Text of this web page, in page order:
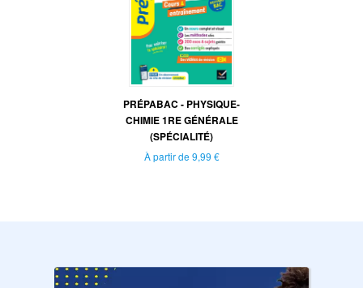
PRÉPABAC - PHYSIQUE-
CHIMIE 1RE GÉNÉRALE
(SPÉCIALITÉ)
À partir de 9,99 €